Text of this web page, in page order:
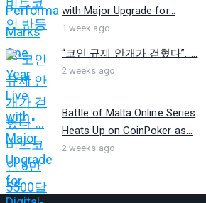
with Major Upgrade for...
1 week ago
“코인 규제 안개가 걷혔다”…...
2 weeks ago
Battle of Malta Online Series
Heats Up on CoinPoker as...
2 weeks ago